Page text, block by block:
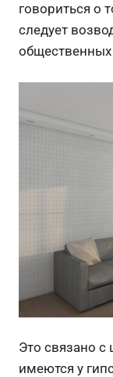
говориться о
следует
общественных
Это связано с
имеются у